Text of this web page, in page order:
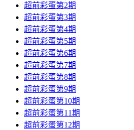
超前彩蛋第2期
超前彩蛋第3期
超前彩蛋第4期
超前彩蛋第5期
超前彩蛋第6期
超前彩蛋第7期
超前彩蛋第8期
超前彩蛋第9期
超前彩蛋第10期
超前彩蛋第11期
超前彩蛋第12期